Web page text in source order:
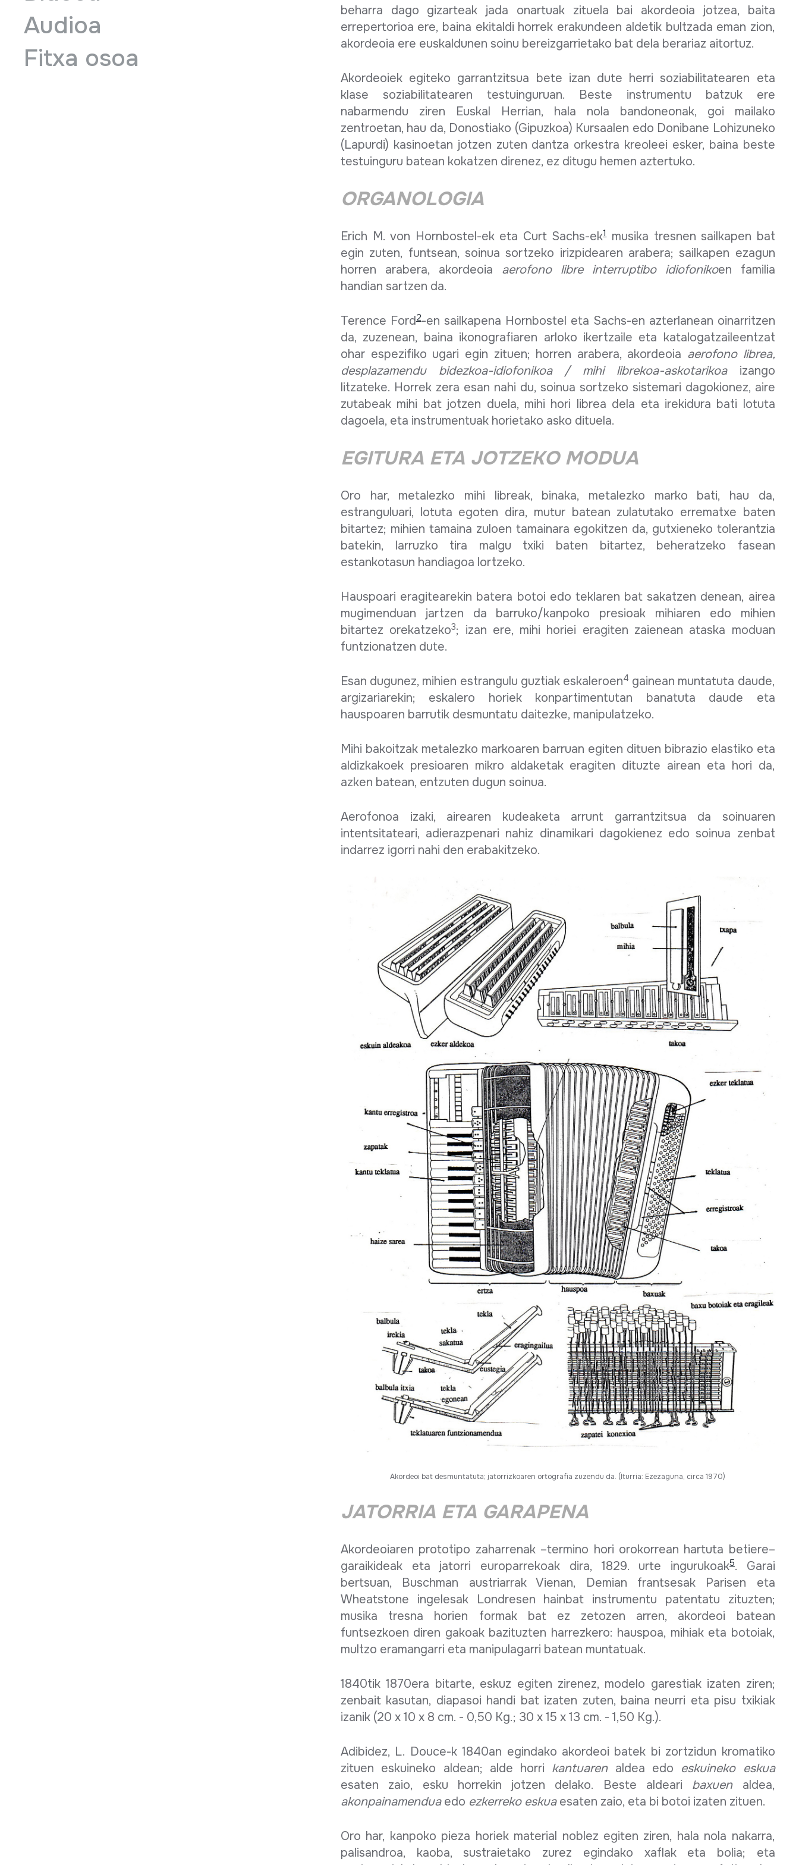
Audioa
Fitxa osoa
beharra dago gizarteak jada onartuak zituela bai akordeoia jotzea, baita
errepertorioa ere, baina ekitaldi horrek erakundeen aldetik bultzada eman zion,
akordeoia ere euskaldunen soinu bereizgarrietako bat dela berariaz aitortuz.
Akordeoiek egiteko garrantzitsua bete izan dute herri soziabilitatearen eta
klase soziabilitatearen testuinguruan. Beste instrumentu batzuk ere
nabarmendu ziren Euskal Herrian, hala nola bandoneonak, goi mailako
zentroetan, hau da, Donostiako (Gipuzkoa) Kursaalen edo Donibane Lohizuneko
(Lapurdi) kasinoetan jotzen zuten dantza orkestra kreoleei esker, baina beste
testuinguru batean kokatzen direnez, ez ditugu hemen aztertuko.
ORGANOLOGIA
Erich M. von Hornbostel-ek eta Curt Sachs-ek1musika tresnen sailkapen bat
egin zuten, funtsean, soinua sortzeko irizpidearen arabera; sailkapen ezagun
horren arabera, akordeoia aerofono libre interruptibo idiofonikoen familia
handian sartzen da.
Terence Ford2-en sailkapena Hornbostel eta Sachs-en azterlanean oinarritzen
da, zuzenean, baina ikonografiaren arloko ikertzaile eta katalogatzaileentzat
ohar espezifiko ugari egin zituen; horren arabera, akordeoia aerofono librea,
desplazamendu bidezkoa-idiofonikoa / mihi librekoa-askotarikoaizango
litzateke. Horrek zera esan nahi du, soinua sortzeko sistemari dagokionez, aire
zutabeak mihi bat jotzen duela, mihi hori librea dela eta irekidura bati lotuta
dagoela, eta instrumentuak horietako asko dituela.
EGITURA ETA JOTZEKO MODUA
Oro har, metalezko mihi libreak, binaka, metalezko marko bati, hau da,
estranguluari, lotuta egoten dira, mutur batean zulatutako errematxe baten
bitartez; mihien tamaina zuloen tamainara egokitzen da, gutxieneko tolerantzia
batekin, larruzko tira malgu txiki baten bitartez, beheratzeko fasean
estankotasun handiagoa lortzeko.
Hauspoari eragitearekin batera botoi edo teklaren bat sakatzen denean, airea
mugimenduan jartzen da barruko/kanpoko presioak mihiaren edo mihien
bitartez orekatzeko3; izan ere, mihi horiei eragiten zaienean ataska moduan
funtzionatzen dute.
Esan dugunez, mihien estrangulu guztiak eskaleroen4 gainean muntatuta daude,
argizariarekin; eskalero horiek konpartimentutan banatuta daude eta
hauspoaren barrutik desmuntatu daitezke, manipulatzeko.
Mihi bakoitzak metalezko markoaren barruan egiten dituen bibrazio elastiko eta
aldizkakoek presioaren mikro aldaketak eragiten dituzte airean eta hori da,
azken batean, entzuten dugun soinua.
Aerofonoa izaki, airearen kudeaketa arrunt garrantzitsua da soinuaren
intentsitateari, adierazpenari nahiz dinamikari dagokienez edo soinua zenbat
indarrez igorri nahi den erabakitzeko.
Akordeoi bat desmuntatuta; jatorrizkoaren ortografia zuzendu da. (Iturria: Ezezaguna, circa 1970)
JATORRIA ETA GARAPENA
Akordeoiaren prototipo zaharrenak –termino hori orokorrean hartuta betiere–
garaikideak eta jatorri europarrekoak dira, 1829. urte ingurukoak5. Garai
bertsuan, Buschman austriarrak Vienan, Demian frantsesak Parisen eta
Wheatstone ingelesak Londresen hainbat instrumentu patentatu zituzten;
musika tresna horien formak bat ez zetozen arren, akordeoi batean
funtsezkoen diren gakoak bazituzten harrezkero: hauspoa, mihiak eta botoiak,
multzo eramangarri eta manipulagarri batean muntatuak.
1840tik 1870era bitarte, eskuz egiten zirenez, modelo garestiak izaten ziren;
zenbait kasutan, diapasoi handi bat izaten zuten, baina neurri eta pisu txikiak
izanik (20 x 10 x 8 cm. - 0,50 Kg.; 30 x 15 x 13 cm. - 1,50 Kg.).
Adibidez, L. Douce-k 1840an egindako akordeoi batek bi zortzidun kromatiko
zituen eskuineko aldean; alde horri kantuarenaldea edo eskuineko eskua
esaten zaio, esku horrekin jotzen delako. Beste aldeari baxuenaldea,
akonpainamenduaedo ezkerreko eskuaesaten zaio, eta bi botoi izaten zituen.
Oro har, kanpoko pieza horiek material noblez egiten ziren, hala nola nakarra,
palisandroa, kaoba, sustraietako zurez egindako xaflak eta bolia; eta